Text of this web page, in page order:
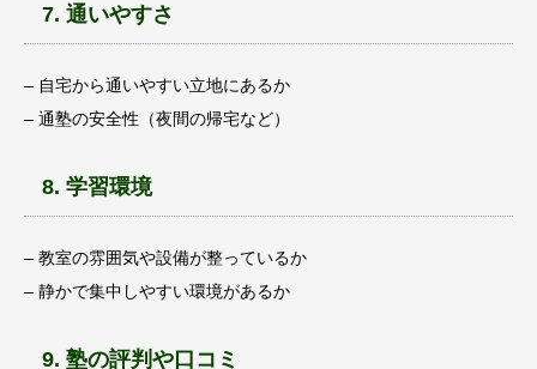
7. 通いやすさ
– 自宅から通いやすい立地にあるか
– 通塾の安全性（夜間の帰宅など）
8. 学習環境
– 教室の雰囲気や設備が整っているか
– 静かで集中しやすい環境があるか
9. 塾の評判や口コミ